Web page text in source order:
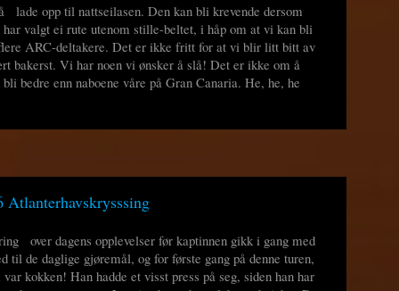
lade opp til nattseilasen. Den kan bli krevende dersom
har valgt ei rute utenom stille-beltet, i håp om at vi kan bli
flere ARC-deltakere. Det er ikke fritt for at vi blir litt bitt av
bakerst. Vi har noen vi ønsker å slå! Det er ikke om å
bedre enn naboene våre på Gran Canaria. He, he, he
Atlanterhavskrysssing
over dagens opplevelser før kaptinnen gikk i gang med
de daglige gjøremål, og for første gang på denne turen,
kokken! Han hadde et visst press på seg, siden han har